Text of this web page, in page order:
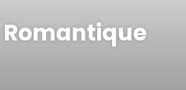
Romantique